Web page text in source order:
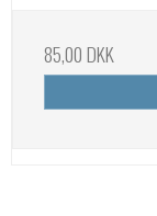
85,00 DKK